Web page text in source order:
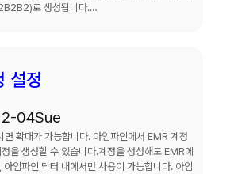
로 생성됩니다.…
설정
04Sue
면 확대가 가능합니다. 아임파인에서 EMR 계정
을 생성할 수 있습니다.계정을 생성해도 EMR에
아임파인 닥터 내에서만 사용이 가능합니다. 아임